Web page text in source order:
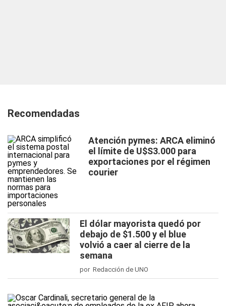
Recomendadas
Atención pymes: ARCA eliminó
el límite de U$S3.000 para
exportaciones por el régimen
courier
El dólar mayorista quedó por
debajo de $1.500 y el blue
volvió a caer al cierre de la
semana
por Redacción de UNO